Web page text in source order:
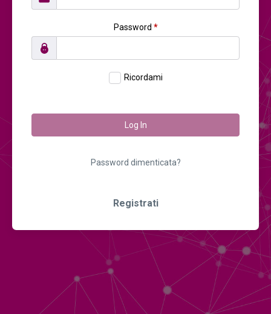
Password *
Ricordami
Log In
Password dimenticata?
Registrati